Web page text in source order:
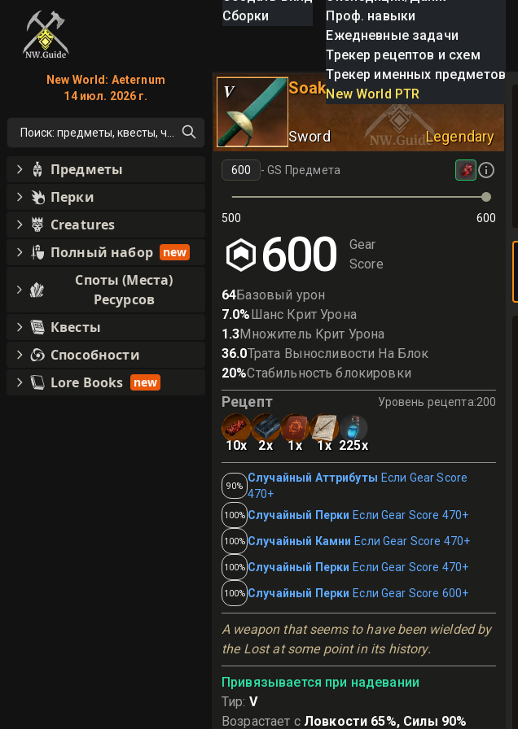
Сборки
Проф. навыки
Ежедневные задачи
Трекер рецептов и схем
Трекер именных предметов
New World PTR
V Soaked Sword
Sword Legendary
-GS Предмета
500 600
600
Gear
Score
64Базовый урон
7.0%Шанс Крит Урона
1.3Множитель Крит Урона
36.0Трата Выносливости На Блок
20%Стабильность блокировки
Рецепт Уровень рецепта:200
10x 2x 1x 1x 225x
90%
Случайный Аттрибуты Если Gear Score
470+
100% Случайный Перки Если Gear Score 470+
100% Случайный Камни Если Gear Score 470+
100% Случайный Перки Если Gear Score 470+
100% Случайный Перки Если Gear Score 600+
A weapon that seems to have been wielded by
the Lost at some point in its history.
Привязывается при надевании
Тир: V
Возрастает с Ловкости 65%, Силы 90%
New World: Aeternum
14 июл. 2026 г.
Поиск: предметы, квесты, что угодно!
Предметы
Перки
Creatures
Полный набор
new
Споты (Места)
Ресурсов
Квесты
Способности
Lore Books
new